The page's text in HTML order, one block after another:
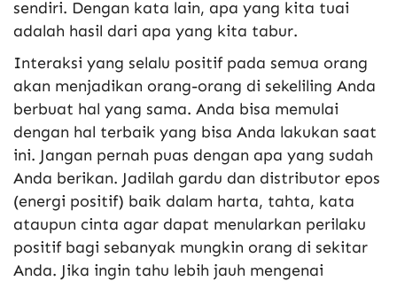
sendiri. Dengan kata lain, apa yang kita tuai
adalah hasil dari apa yang kita tabur.
Interaksi yang selalu positif pada semua orang
akan menjadikan orang-orang di sekeliling Anda
berbuat hal yang sama. Anda bisa memulai
dengan hal terbaik yang bisa Anda lakukan saat
ini. Jangan pernah puas dengan apa yang sudah
Anda berikan. Jadilah gardu dan distributor epos
(energi positif) baik dalam harta, tahta, kata
ataupun cinta agar dapat menularkan perilaku
positif bagi sebanyak mungkin orang di sekitar
Anda. Jika ingin tahu lebih jauh mengenai